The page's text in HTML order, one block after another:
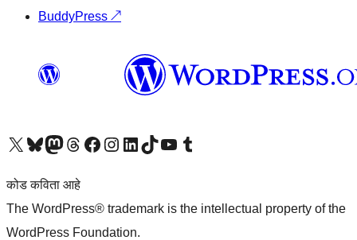
BuddyPress ↗
आमच्या X (एक्स) (पूर्वीचे ट्विटर) खात्याला भेट द्या आमच्या ब्लूस्की खात्याला भेट द्या.आमच्या Mastodon खात्याला भेट द्या.आमच्या थ्रेड्स खात्याला भेट द्या. आमच्या फेसबुक पेजला भेट द्या आमच्या इंस्टाग्राम खात्याला भेट द्या आमच्या लिंक्डइन खात्याला भेट द्या आमच्या टिकटॉक अकाउंटला भेट द्या.आमच्या यूट्यूब चॅनेलला भेट द्या आमच्या टंबलर खात्याला भेट द्या.
कोड कविता आहे
The WordPress® trademark is the intellectual property of the
WordPress Foundation.